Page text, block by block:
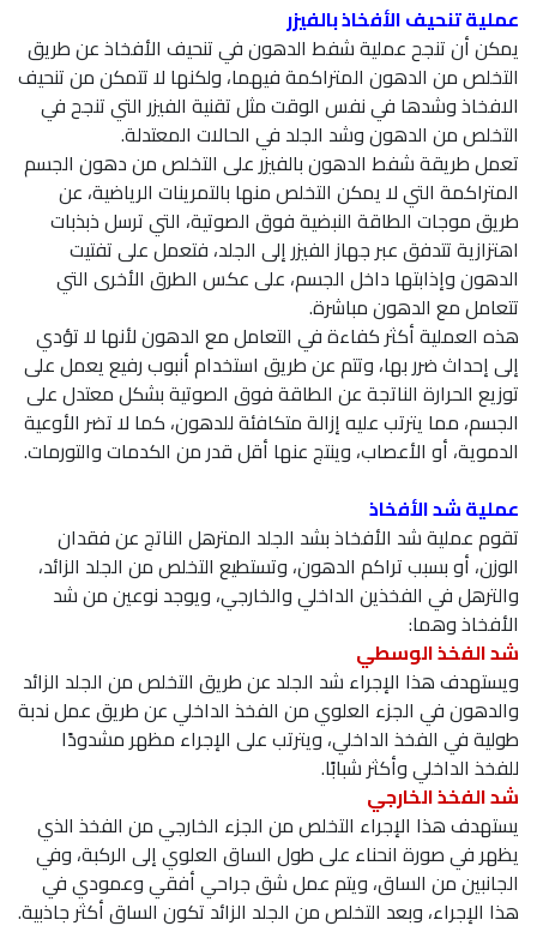
عملية تنحيف الأفخاذ بالفيزر
يمكن أن تنجح عملية شفط الدهون في تنحيف الأفخاذ عن طريق
التخلص من الدهون المتراكمة فيهما، ولكنها لا تتمكن من تنحيف
الافخاذ وشدها في نفس الوقت مثل تقنية الفيزر التي تنجح في
التخلص من الدهون وشد الجلد في الحالات المعتدلة.
تعمل طريقة شفط الدهون بالفيزر على التخلص من دهون الجسم
المتراكمة التي لا يمكن التخلص منها بالتمرينات الرياضية، عن
طريق موجات الطاقة النبضية فوق الصوتية، التي ترسل ذبذبات
اهتزازية تتدفق عبر جهاز الفيزر إلى الجلد، فتعمل على تفتيت
الدهون وإذابتها داخل الجسم، على عكس الطرق الأخرى التي
تتعامل مع الدهون مباشرة.
هذه العملية أكثر كفاءة في التعامل مع الدهون لأنها لا تؤدي
إلى إحداث ضرر بها، وتتم عن طريق استخدام أنبوب رفيع يعمل على
توزيع الحرارة الناتجة عن الطاقة فوق الصوتية بشكل معتدل على
الجسم، مما يترتب عليه إزالة متكافئة للدهون، كما لا تضر الأوعية
الدموية، أو الأعصاب، وينتج عنها أقل قدر من الكدمات والتورمات.
عملية شد الأفخاذ
تقوم عملية شد الأفخاذ بشد الجلد المترهل الناتج عن فقدان
الوزن، أو بسبب تراكم الدهون، وتستطيع التخلص من الجلد الزائد،
والترهل في الفخذين الداخلي والخارجي، ويوجد نوعين من شد
الأفخاذ وهما:
شد الفخذ الوسطي
ويستهدف هذا الإجراء شد الجلد عن طريق التخلص من الجلد الزائد
والدهون في الجزء العلوي من الفخذ الداخلي عن طريق عمل ندبة
طولية في الفخذ الداخلي، ويترتب على الإجراء مظهر مشدودًا
للفخذ الداخلي وأكثر شبابًا.
شد الفخذ الخارجي
يستهدف هذا الإجراء التخلص من الجزء الخارجي من الفخذ الذي
يظهر في صورة انحناء على طول الساق العلوي إلى الركبة، وفي
الجانبين من الساق، ويتم عمل شق جراحي أفقي وعمودي في
هذا الإجراء، وبعد التخلص من الجلد الزائد تكون الساق أكثر جاذبية.